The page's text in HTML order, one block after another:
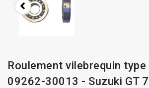
Roulement vilebrequin type
09262-30013 - Suzuki GT